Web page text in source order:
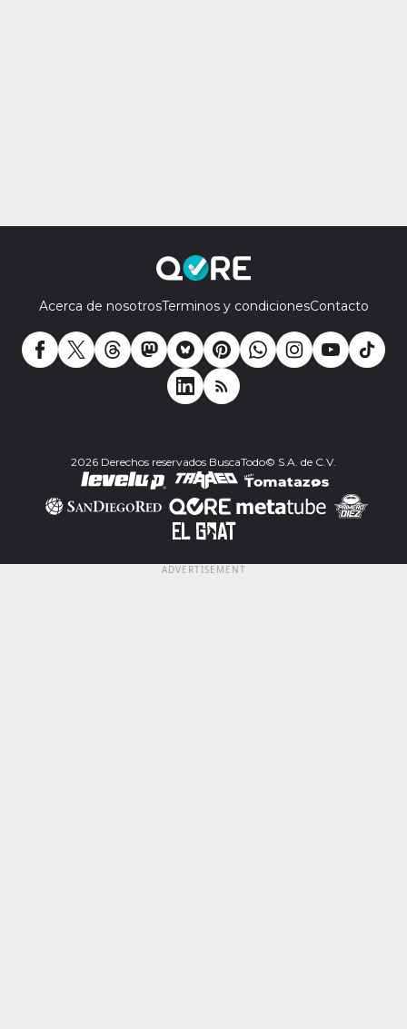
Acerca de nosotrosTerminos y condicionesContacto
2026 Derechos reservados BuscaTodo© S.A. de C.V.